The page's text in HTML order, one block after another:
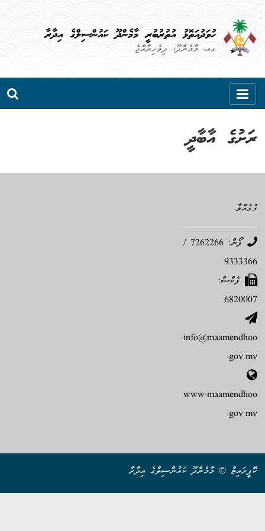
Skip
ހުވަދުއަތޮޅު އުތުރުބުރީ މާމެންދޫ ކައުންސިލްގެ އިދާރާ
ގއ. މާމެންދޫ، ދިވެހިރާއްޖެ
ރަށުގެ އާބާދީ
ގުޅުއްވާ
ފޯން: 7262266 /
9333366
ފެކްސް:
6820007
info@maamendhoo
.gov.mv
www.maamendhoo
.gov.mv